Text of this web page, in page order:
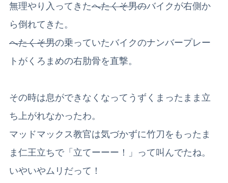
無理やり入ってきたへたくそ男のバイクが右側か
ら倒れてきた。
へたくそ男の乗っていたバイクのナンバープレー
トがくろまめの右肋骨を直撃。
その時は息ができなくなってうずくまったまま立
ち上がれなかったわ。
マッドマックス教官は気づかずに竹刀をもったま
ま仁王立ちで「立てーーー！」って叫んでたね。
いやいやムリだって！